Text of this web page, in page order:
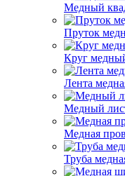
Медный
Пруток
Круг
Лента
Медный
Медная
Труба